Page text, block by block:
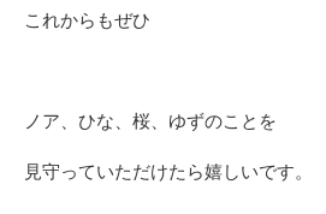
これからもぜひ
ノア、ひな、桜、ゆずのことを
見守っていただけたら嬉しいです。